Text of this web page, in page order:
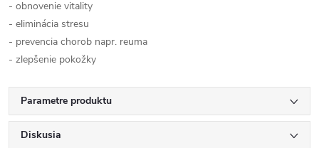
- obnovenie vitality
- eliminácia stresu
- prevencia chorob napr. reuma
- zlepšenie pokožky
Parametre produktu
Diskusia